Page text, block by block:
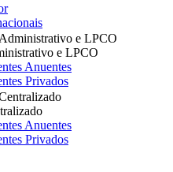
e LPCO
e LPCO
Anuentes
Privados
Anuentes
Privados